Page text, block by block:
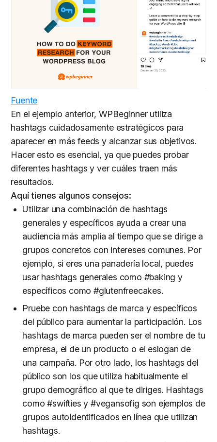
Fuente
En el ejemplo anterior, WPBeginner utiliza
hashtags cuidadosamente estratégicos para
aparecer en más feeds y alcanzar sus objetivos.
Hacer esto es esencial, ya que puedes probar
diferentes hashtags y ver cuáles traen más
resultados.
Aquí tienes algunos consejos:
Utilizar una combinación de hashtags
generales y específicos ayuda a crear una
audiencia más amplia al tiempo que se dirige a
grupos concretos con intereses comunes. Por
ejemplo, si eres una panadería local, puedes
usar hashtags generales como #baking y
específicos como #glutenfreecakes.
Pruebe con hashtags de marca y específicos
del público para aumentar la participación. Los
hashtags de marca pueden ser el nombre de tu
empresa, el de un producto o el eslogan de
una campaña. Por otro lado, los hashtags del
público son los que utiliza habitualmente el
grupo demográfico al que te diriges. Hashtags
como #swifties y #vegansofig son ejemplos de
grupos autoidentificados en línea que utilizan
hashtags.